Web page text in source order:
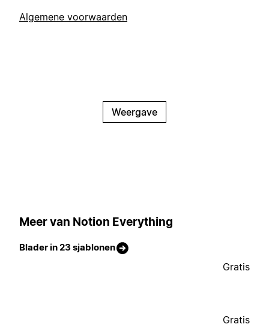
Algemene voorwaarden
Weergave
Meer van Notion Everything
Blader in 23 sjablonen
Gratis
Gratis